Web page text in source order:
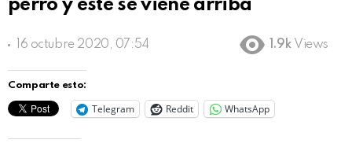
perro y éste se viene arriba
16 octubre 2020, 07:54 1.9k Views
Comparte esto:
Telegram Reddit WhatsApp